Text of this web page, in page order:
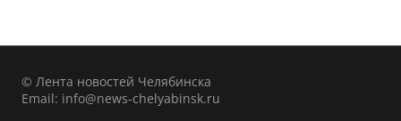
© Лента новостей Челябинска
Email: info@news-chelyabinsk.ru